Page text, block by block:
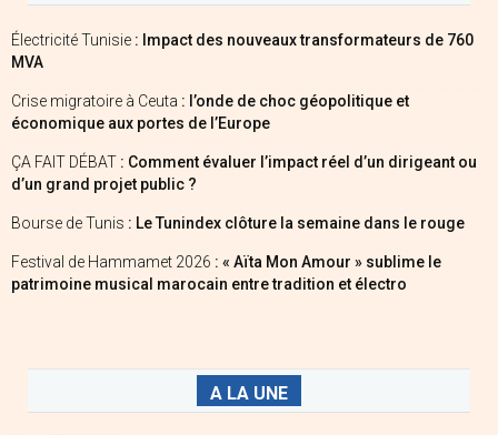
Électricité Tunisie : Impact des nouveaux transformateurs de 760
MVA
Crise migratoire à Ceuta : l’onde de choc géopolitique et
économique aux portes de l’Europe
ÇA FAIT DÉBAT : Comment évaluer l’impact réel d’un dirigeant ou
d’un grand projet public ?
Bourse de Tunis : Le Tunindex clôture la semaine dans le rouge
Festival de Hammamet 2026 : « Aïta Mon Amour » sublime le
patrimoine musical marocain entre tradition et électro
A LA UNE